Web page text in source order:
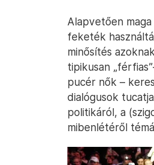
Alapvetően
feketék
minősítés
tipikusan
pucér nők –
dialógusok
politikáról, a
mibenlétéről